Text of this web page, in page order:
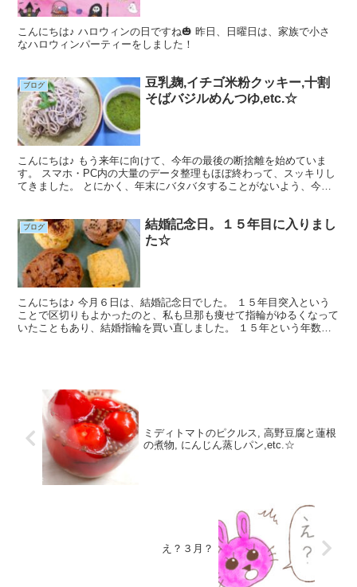
こんにちは♪ ハロウィンの日ですね🎃 昨日、日曜日は、家族で小さ
なハロウィンパーティーをしました！
ブログ
豆乳麹,イチゴ米粉クッキー,十割
そばバジルめんつゆ,etc.☆
こんにちは♪ もう来年に向けて、今年の最後の断捨離を始めていま
す。 スマホ・PC内の大量のデータ整理もほぼ終わって、スッキリし
てきました。 とにかく、年末にバタバタすることがないよう、今か
ブログ
結婚記念日。１５年目に入りまし
た☆
こんにちは♪ 今月６日は、結婚記念日でした。 １５年目突入という
ことで区切りもよかったのと、私も旦那も痩せて指輪がゆるくなって
いたこともあり、結婚指輪を買い直しました。 １５年という年数に
ミディトマトのピクルス, 高野豆腐と蓮根
の煮物, にんじん蒸しパン,etc.☆
え？３月？